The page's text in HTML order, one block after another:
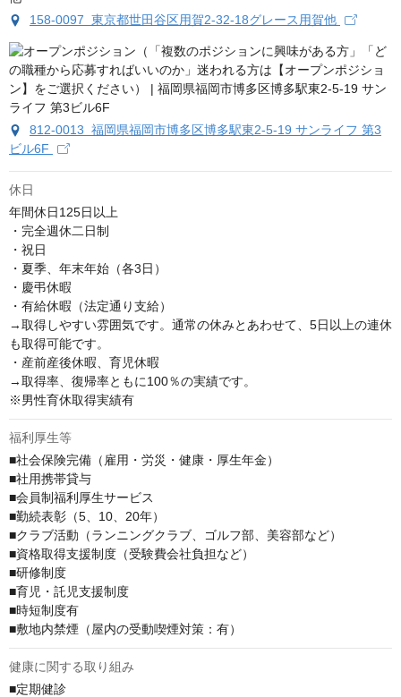
158-0097 東京都世田谷区用賀2-32-18グレース用賀他
812-0013 福岡県福岡市博多区博多駅東2-5-19 サンライフ 第3
ビル6F
休日
年間休日125日以上
・完全週休二日制
・祝日
・夏季、年末年始（各3日）
・慶弔休暇
・有給休暇（法定通り支給）
→取得しやすい雰囲気です。通常の休みとあわせて、5日以上の連休
も取得可能です。
・産前産後休暇、育児休暇
→取得率、復帰率ともに100％の実績です。
※男性育休取得実績有
福利厚生等
■社会保険完備（雇⽤・労災・健康・厚⽣年⾦）
■社⽤携帯貸与
■会員制福利厚⽣サービス
■勤続表彰（5、10、20年）
■クラブ活動（ランニングクラブ、ゴルフ部、美容部など）
■資格取得⽀援制度（受験費会社負担など）
■研修制度
■育児・託児⽀援制度
■時短制度有
■敷地内禁煙（屋内の受動喫煙対策：有）
健康に関する取り組み
■定期健診